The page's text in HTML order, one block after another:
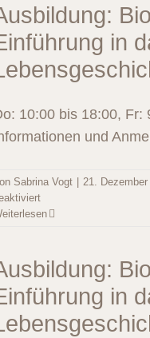
Vertiefungsworkshop
Teil
1
in
10:00 bis 18:00, Fr:
und
Sabrina Vogt 21. Dezember
für
Ausbildung:
Einführung
in
das
mit
in